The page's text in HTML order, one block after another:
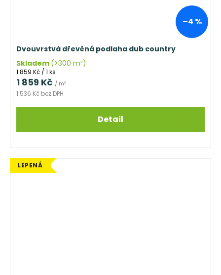
–4 %
Dvouvrstvá dřevěná podlaha dub country
Skladem (>300 m²)
1 536 Kč bez DPH
1 859 Kč / m²
Měrná
cena:
1 859 Kč / 1 ks
Detail
LEPENÁ